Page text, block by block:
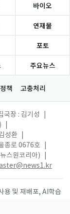
바이오
연재물
포토
주요뉴스
책 고충처리
국장 : 김기성
성환
종로 0676호
스원코리아)
및 재배포, AI학습